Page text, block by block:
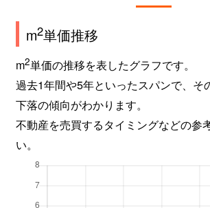
m2単価推移
m2単価の推移を表したグラフです。
過去1年間や5年といったスパンで、そ
下落の傾向がわかります。
不動産を売買するタイミングなどの参
い。